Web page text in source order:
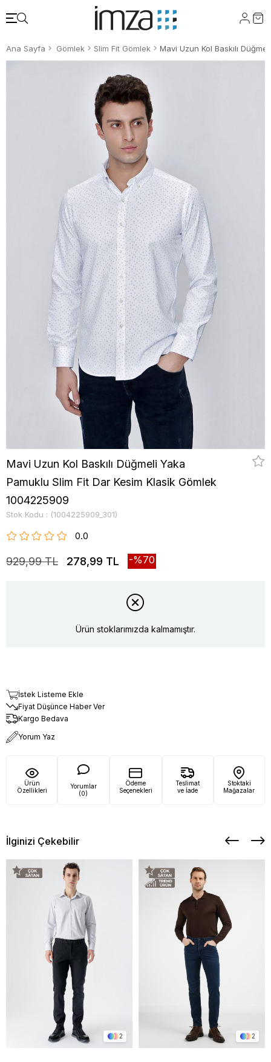
Ana Sayfa Gömlek Slim Fit Gömlek
Mavi Uzun Kol Baskılı Düğmeli Yaka
Pamuklu Slim Fit Dar Kesim Klasik Gömlek
1004225909
Stok Kodu (1004225909_301)
0.0
929,99 TL 278,99 TL 70
Ürün stoklarımızda kalmamıştır.
İstek Listeme Ekle
Fiyat Düşünce Haber Ver
Kargo Bedava
Yorum Yaz
Ürün
Özellikleri
Yorumlar
(0)
Ödeme
Seçenekleri
Teslimat
ve İade
Stoktaki
Mağazalar
İlginizi Çekebilir
2 2